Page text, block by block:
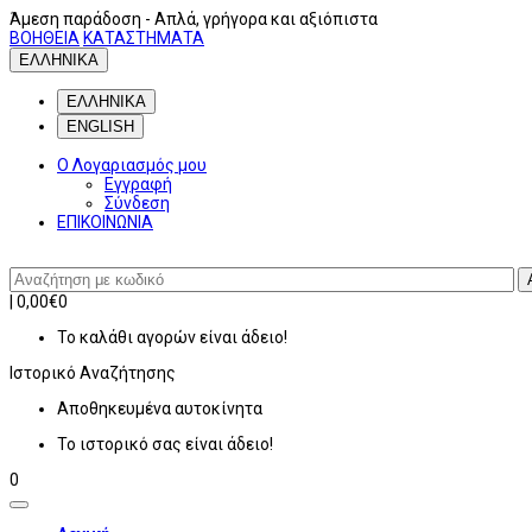
Άμεση παράδοση - Απλά, γρήγορα και αξιόπιστα
ΒΟΗΘΕΙΑ ΚΑΤΑΣΤΗΜΑΤΑ
ΕΛΛΗΝΙΚΑ
ΕΛΛΗΝΙΚΑ
ENGLISH
Ο Λογαριασμός μου
Εγγραφή
Σύνδεση
ΕΠΙΚΟΙΝΩΝΙΑ
0,00€0
Το καλάθι αγορών είναι άδειο!
Ιστορικό Αναζήτησης
Αποθηκευμένα αυτοκίνητα
Το ιστορικό σας είναι άδειο!
0